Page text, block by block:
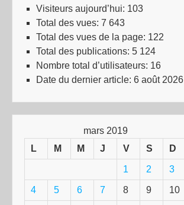
Visiteurs aujourd’hui: 103
Total des vues: 7 643
Total des vues de la page: 122
Total des publications: 5 124
Nombre total d’utilisateurs: 16
Date du dernier article: 6 août 2026
mars 2019
L
M M J V S D
1 2 3
4 5 6 7 8 9 10